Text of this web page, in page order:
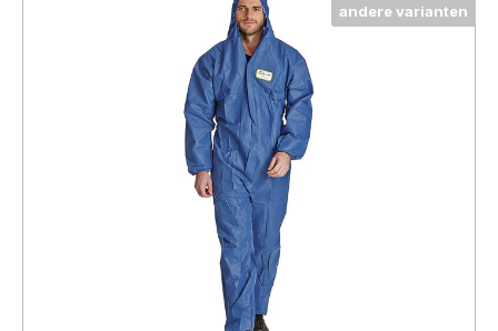
andere varianten